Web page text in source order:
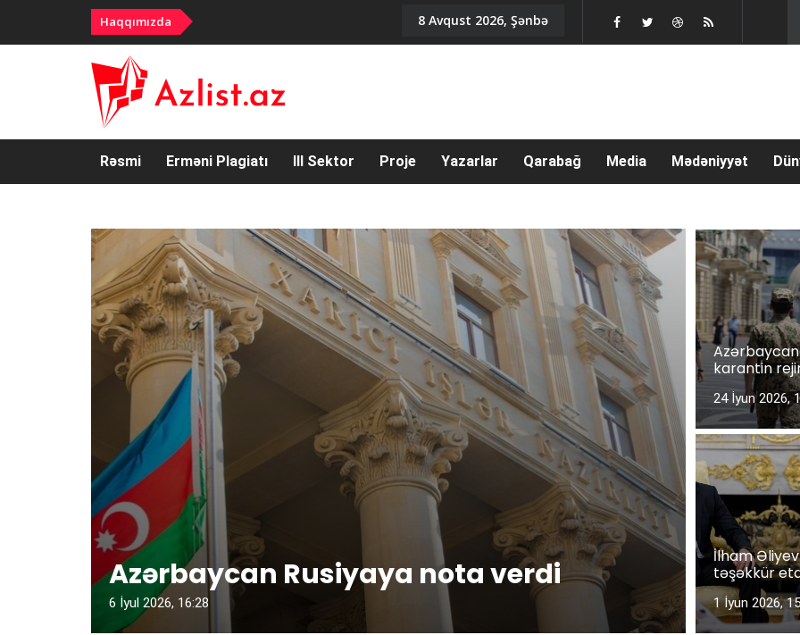
Haqqımızda 8 Avqust 2026, Şənbə
Rəsmi Erməni Plagiatı III Sektor Proje Yazarlar Qarabağ Media Mədəniyyət
Azərbaycan Rusiyaya nota verdi
6 İyul 2026, 16:28
karantin
24 İyun 2026,
İlham
təşəkkür
1 İyun 2026,